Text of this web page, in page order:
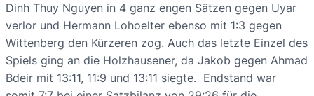
Dinh Thuy Nguyen in 4 ganz engen Sätzen gegen Uyar
verlor und Hermann Lohoelter ebenso mit 1:3 gegen
Wittenberg den Kürzeren zog. Auch das letzte Einzel des
Spiels ging an die Holzhausener, da Jakob gegen Ahmad
Bdeir mit 13:11, 11:9 und 13:11 siegte. Endstand war